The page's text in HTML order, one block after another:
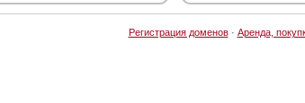
Регистрация доменов· Аренда,